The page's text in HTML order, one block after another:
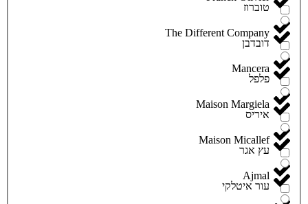
The Different Company
Mancera
Maison Margiela
Maison Micallef
Ajmal
טוברוז
דובדבן
פלפל
איריס
עץ אגר
עור איטלקי